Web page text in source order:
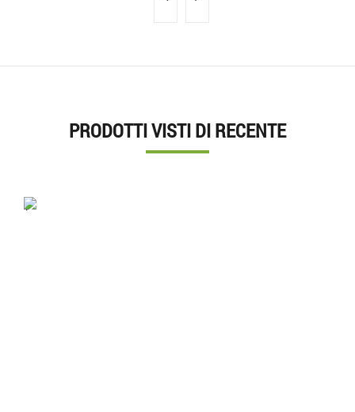
PRODOTTI VISTI DI RECENTE
'.'